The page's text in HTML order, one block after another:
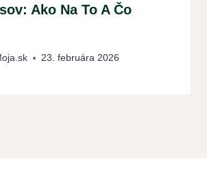
Ako Na To A Čo
23. februára 2026